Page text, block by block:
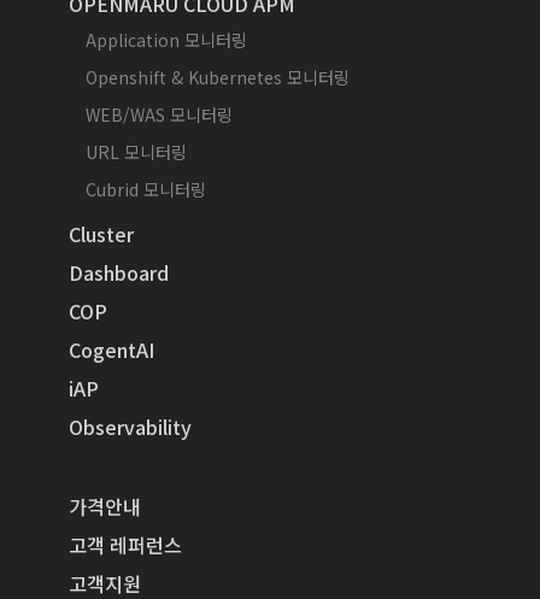
Application 모니터링
Openshift & Kubernetes 모니터링
WEB/WAS 모니터링
URL 모니터링
Cubrid 모니터링
Cluster
Dashboard
COP
CogentAI
iAP
Observability
가격안내
고객 레퍼런스
고객지원